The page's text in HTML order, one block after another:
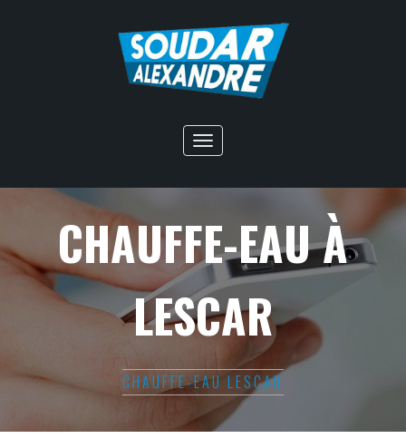
Toggle
navigation
CHAUFFE-EAU À
LESCAR
CHAUFFE-EAU LESCAR